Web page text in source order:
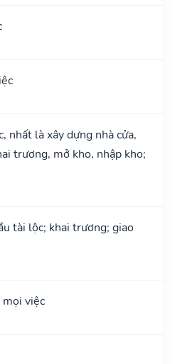
nhất là xây dựng nhà cửa,
trương, mở kho, nhập kho;
tài lộc; khai trương; giao
việc